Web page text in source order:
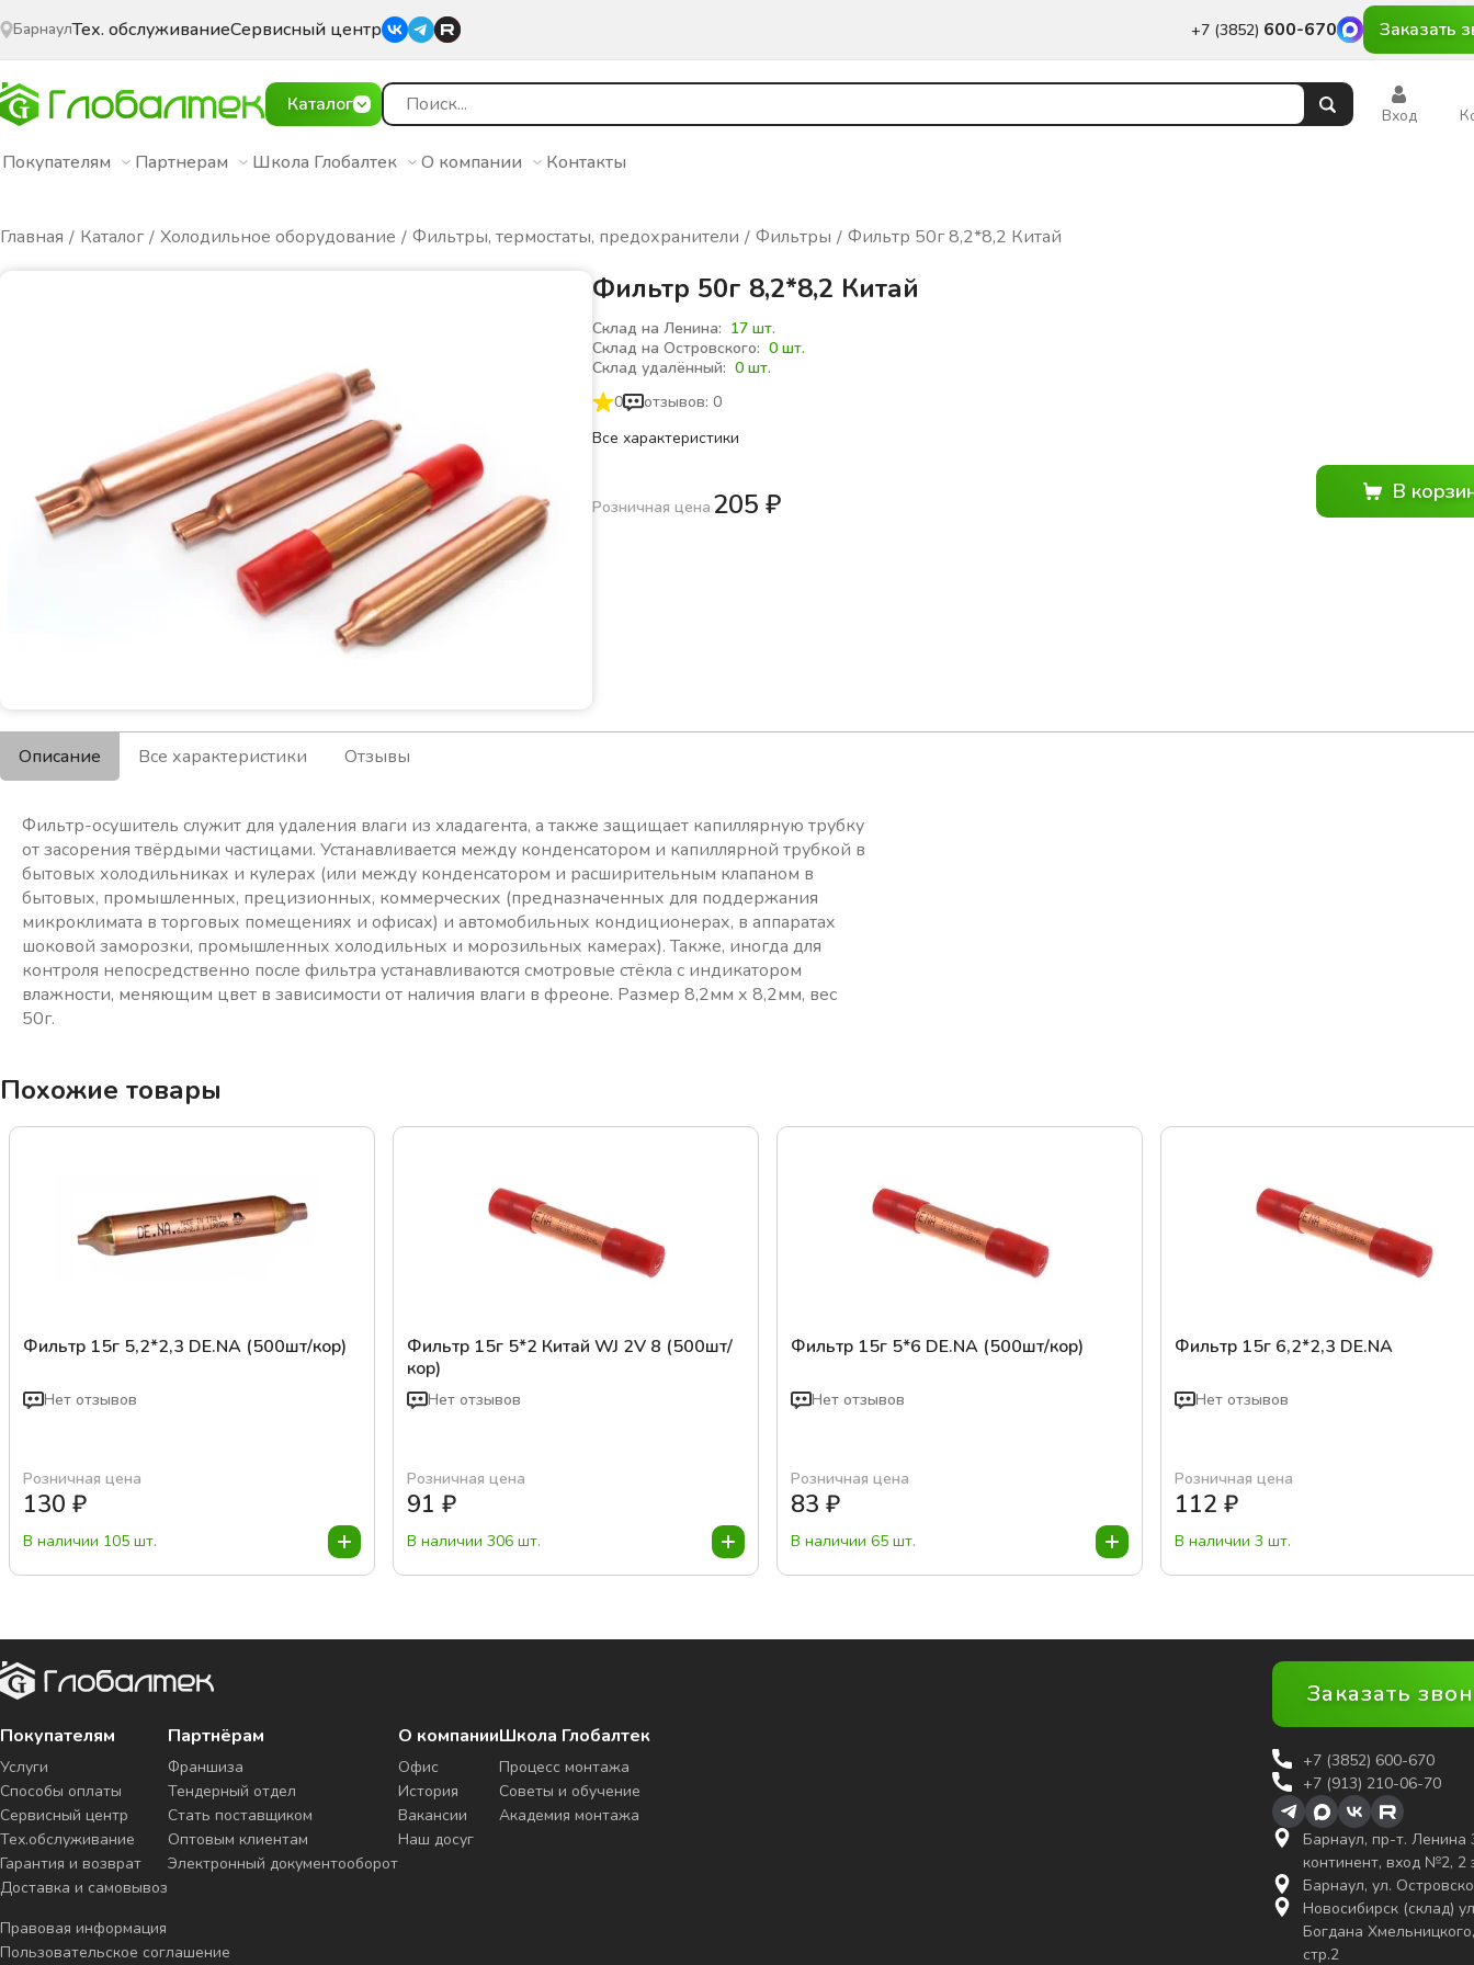
БарнаулТех. обслуживаниеСервисный центр +7 (3852) 600-670 Заказать
Каталог Вход
Покупателям Партнерам Школа Глобалтек О компании Контакты
Главная Каталог Холодильное оборудование Фильтры, термостаты, предохранители Фильтры Фильтр 50г 8,2*8,2 Китай
Фильтр 50г 8,2*8,2 Китай
Склад на Ленина: 17 шт.
Склад на Островского: 0 шт.
Склад удалённый: 0 шт.
0
отзывов: 0
Все характеристики
Розничная цена 205 ₽
Описание Все характеристики Отзывы
Фильтр-осушитель служит для удаления влаги из хладагента, а также защищает капиллярную трубку
от засорения твёрдыми частицами. Устанавливается между конденсатором и капиллярной трубкой в
бытовых холодильниках и кулерах (или между конденсатором и расширительным клапаном в
бытовых, промышленных, прецизионных, коммерческих (предназначенных для поддержания
микроклимата в торговых помещениях и офисах) и автомобильных кондиционерах, в аппаратах
шоковой заморозки, промышленных холодильных и морозильных камерах). Также, иногда для
контроля непосредственно после фильтра устанавливаются смотровые стёкла с индикатором
влажности, меняющим цвет в зависимости от наличия влаги в фреоне. Размер 8,2мм х 8,2мм, вес
50г.
Похожие товары
Фильтр 15г 5,2*2,3 DE.NA (500шт/кор)
Нет отзывов
Розничная цена
130 ₽
В наличии 105 шт.
Фильтр 15г 5*2 Китай WJ 2V 8 (500шт/
кор)
Нет отзывов
Розничная цена
91 ₽
В наличии 306 шт.
Фильтр 15г 5*6 DE.NA (500шт/кор)
Нет отзывов
Розничная цена
83 ₽
В наличии 65 шт.
Фильтр 15г 6,2*2,3 DE.NA
Нет отзывов
Розничная цена
112 ₽
В наличии 3 шт.
Покупателям
Услуги
Способы оплаты
Сервисный центр
Тех.обслуживание
Гарантия и возврат
Доставка и самовывоз
Партнёрам
Франшиза
Тендерный отдел
Стать поставщиком
Оптовым клиентам
Электронный документооборот
О компании
Офис
История
Вакансии
Наш досуг
Школа Глобалтек
Процесс монтажа
Советы и обучение
Академия монтажа
Правовая информация
Пользовательское соглашение
Заказать
+7 (3852) 600-670
+7 (913) 210-06-70
Барнаул, пр-т. Ленина
континент, вход №2, 2
Барнаул, ул.
Новосибирск (склад)
Богдана
стр.2